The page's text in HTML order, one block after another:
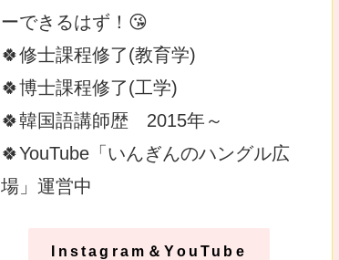
ーできるはず！😘
🍀修士課程修了(教育学)
🍀博士課程修了(工学)
🍀韓国語講師歴 2015年～
🍀YouTube「いんぎんのハングル広
場」運営中
Instagram＆YouTube